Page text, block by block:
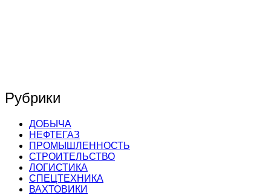
Рубрики
ДОБЫЧА
НЕФТЕГАЗ
ПРОМЫШЛЕННОСТЬ
СТРОИТЕЛЬСТВО
ЛОГИСТИКА
СПЕЦТЕХНИКА
ВАХТОВИКИ